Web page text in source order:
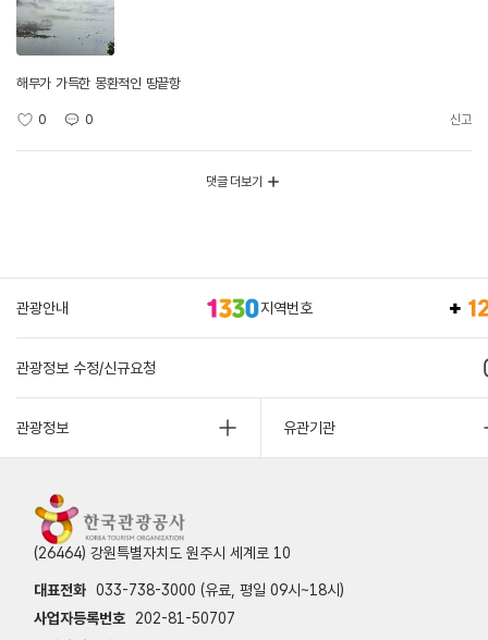
해무가 가득한 몽환적인 땅끝항
0 0 신고
댓글 더보기
관광안내 지역번호
관광정보 수정/신규요청
관광정보 유관기관
(26464) 강원특별자치도 원주시 세계로 10
대표전화 033-738-3000 (유료, 평일 09시~18시)
사업자등록번호
202-81-50707